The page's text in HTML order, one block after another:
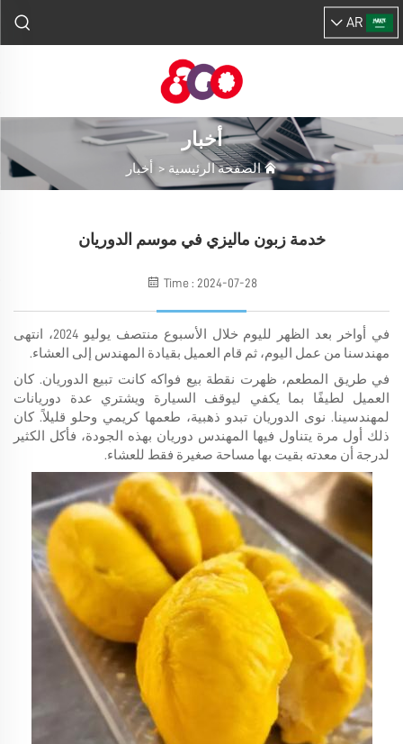
AR
أخبار
الصفحة الرئيسية > أخبار
خدمة زبون ماليزي في موسم الدوريان
Time : 2024-07-28
في أواخر بعد الظهر لليوم خلال الأسبوع منتصف يوليو 2024، انتهى
مهندسنا من عمل اليوم، ثم قام العميل بقيادة المهندس إلى العشاء.
في طريق المطعم، ظهرت نقطة بيع فواكه كانت تبيع الدوريان. كان
العميل لطيفًا بما يكفي ليوقف السيارة ويشتري عدة دوريانات
لمهندسينا. نوى الدوريان تبدو ذهبية، طعمها كريمي وحلو قليلاً. كان
ذلك أول مرة يتناول فيها المهندس دوريان بهذه الجودة، فأكل الكثير
لدرجة أن معدته بقيت بها مساحة صغيرة فقط للعشاء.